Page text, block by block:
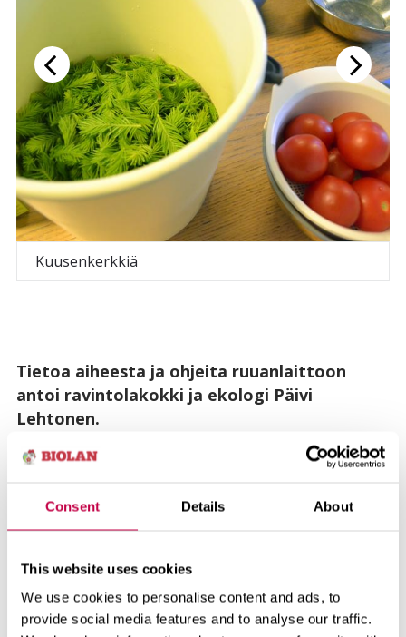
Consent Details About
This website uses cookies
We use cookies to personalise content and ads, to
provide social media features and to analyse our traffic.
Kuusenkerkkiä
Tietoa aiheesta ja ohjeita ruuanlaittoon
antoi ravintolakokki ja ekologi Päivi
Lehtonen.
hyötykasvit
Aiheeseen liittyviä artikkeleita